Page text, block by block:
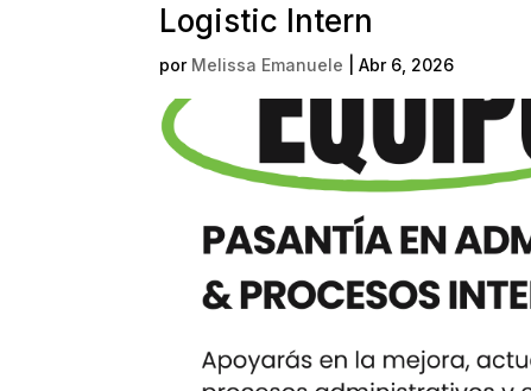
Logistic Intern
por Melissa Emanuele |Abr 6, 2026